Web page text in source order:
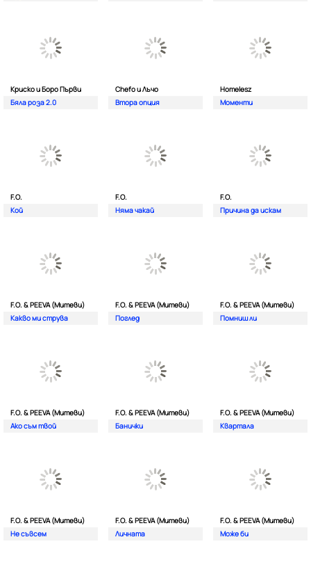
Криско и Боро Първи
Бяла роза 2.0
Chefo и Лъчо
Втора опция
Homelesz
Моменти
F.O.
Кой
F.O.
Няма чакай
F.O.
Причина да искам
F.O. & PEEVA (Митеви)
Какво ми струва
F.O. & PEEVA (Митеви)
Поглед
F.O. & PEEVA (Митеви)
Помниш ли
F.O. & PEEVA (Митеви)
Ако съм твой
F.O. & PEEVA (Митеви)
Банички
F.O. & PEEVA (Митеви)
Квартала
F.O. & PEEVA (Митеви)
Не съвсем
F.O. & PEEVA (Митеви)
Личната
F.O. & PEEVA (Митеви)
Мoже би